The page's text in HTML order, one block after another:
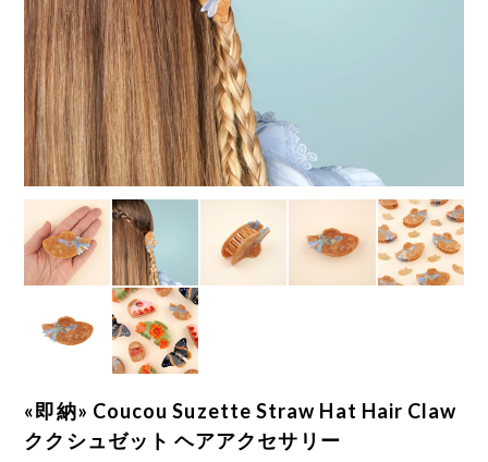
«即納» Coucou Suzette Straw Hat Hair Claw
ククシュゼット ヘアアクセサリー